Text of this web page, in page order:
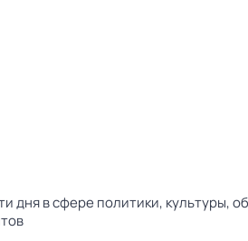
дня в сфере политики, культуры,